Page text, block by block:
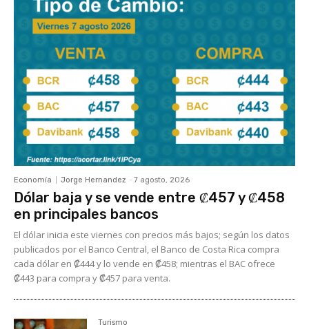
Economía Jorge Hernandez - 7 agosto, 2026
Dólar baja y se vende entre ₡457 y ₡458
en principales bancos
El dólar inicia este viernes con precios más bajos; según los datos
publicados por el Banco Central, el Banco de Costa Rica compra
cada dólar en ₡444 y lo vende en ₡458; mientras el BAC ofrece
₡443 para compra y ₡457 para venta.
Turismo